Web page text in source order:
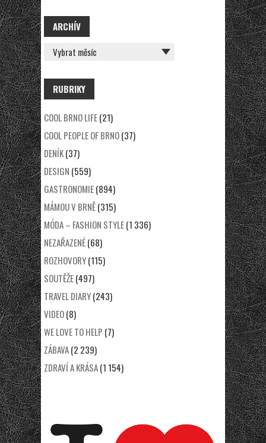
ARCHÍV
ARCHÍV
RUBRIKY
COOL BRNO LIFE(21)
COOL PEOPLE OF BRNO(37)
DENÍK(37)
DESIGN (559)
GASTRONOMIE(894)
MÁMOU V BRNĚ(315)
MÓDA – FASHION STYLE(1 336)
NEZAŘAZENÉ(68)
ROZHOVORY(115)
SOUTĚŽE(497)
TRAVEL DIARY(243)
VIDEO(8)
WE LOVE TO HELP (7)
ZÁBAVA(2 239)
ZDRAVÍ A KRÁSA(1 154)